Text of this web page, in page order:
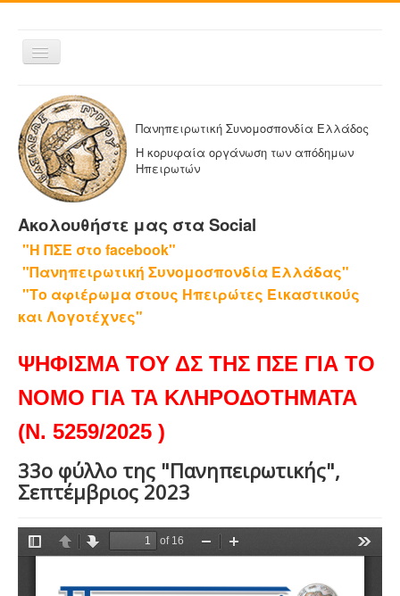
Εναλλαγή
πλοήγησης
ΑΡΧΙΚΗ
Η ΠΑΝΗΠΕΙΡΩΤΙΚΗ
ΔΕΛΤΙΑ ΤΥΠΟΥ
ΑΔΕΛΦΟΤΗΤΕΣ-ΟΜΟΣΠΟΝΔΙΕΣ
Η ΕΦΗΜΕΡΙΔΑ ΜΑΣ
ΕΦΗΜΕΡΙΔΕΣ ΑΔΕΛΦΟΤΗΤΩΝ
ΕΠΙΚΟΙΝΩΝΙΑ
Πανηπειρωτική Συνομοσπονδία Ελλάδος
Η κορυφαία οργάνωση των απόδημων
Ηπειρωτών
Ακολουθήστε μας στα Social
"Η ΠΣΕ στο facebook"
"Πανηπειρωτική Συνομοσπονδία Ελλάδας"
"Το αφιέρωμα στους Ηπειρώτες Εικαστικούς
και Λογοτέχνες"
ΨΗΦΙΣΜΑ ΤΟΥ ΔΣ ΤΗΣ ΠΣΕ ΓΙΑ ΤΟ
ΝΟΜΟ ΓΙΑ ΤΑ ΚΛΗΡΟΔΟΤΗΜΑΤΑ
(Ν. 5259/2025 )
33ο φύλλο της "Πανηπειρωτικής",
Σεπτέμβριος 2023